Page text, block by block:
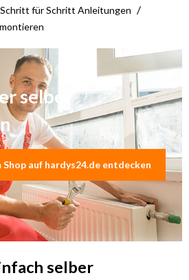
Schritt für Schritt Anleitungen /
selber
auf hardys24.de entdecken
selber